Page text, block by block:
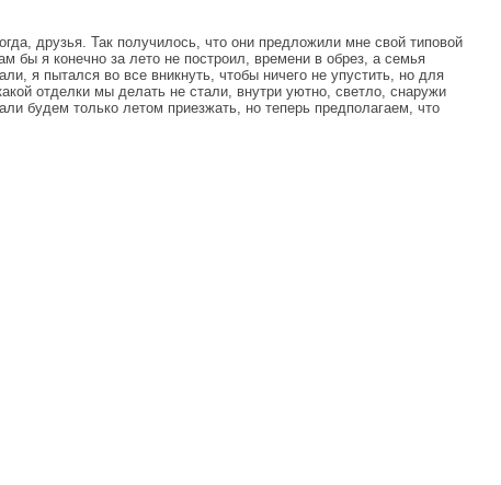
друзья. Так получилось, что они предложили мне свой типовой
бы я конечно за лето не построил, времени в обрез, а семья
я пытался во все вникнуть, чтобы ничего не упустить, но для
отделки мы делать не стали, внутри уютно, светло, снаружи
будем только летом приезжать, но теперь предполагаем, что